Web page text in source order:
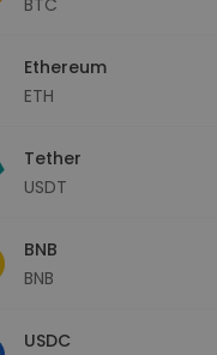
Ethereum
ETH
Tether
USDT
BNB
BNB
USDC